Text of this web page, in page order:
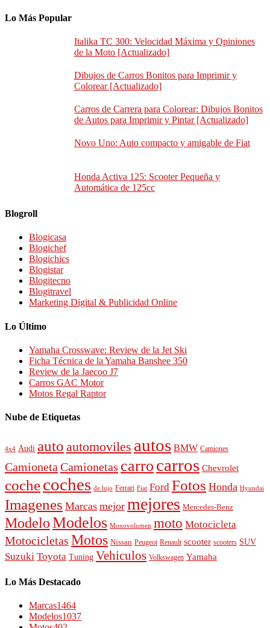
Lo Más Popular
Italika TC 300: Velocidad Máxima y Opiniones
de la Moto [Actualizado]
Dibujos de Carros Bonitos para Imprimir y
Colorear [Actualizado]
Carros de Carrera para Colorear: Dibujos Bonitos
de Autos para Imprimir y Pintar [Actualizado]
Novo Uno: Auto compacto y amigable de Fiat
Honda Activa 125: Scooter Pequeña y
Automática de 125cc
Blogroll
Blogicasa
Blogichef
Blogichics
Blogistar
Blogitecno
Blogitravel
Marketing Digital & Publicidad Online
Lo Último
Yamaha Crosswave: Review de la Jet Ski
Ficha Técnica de la Yamaha Banshee 350
Review de la Jaecoo J7
Carros GAC Motor
Motos Regal Raptor
Nube de Etiquetas
4x4 Audi auto automoviles autos BMW Camiones
CamionetaCamionetas carro carros Chevrolet
cochecoches de lujo Ferrari Fiat Ford Fotos Honda Hyundai
Imagenes Marcas mejor mejores Mercedes-Benz
ModeloModelos Monovolumen moto Motocicleta
Motocicletas Motos Nissan Peugeot Renault scooter scooters SUV
Suzuki Toyota Tuning Vehiculos Volkswagen Yamaha
Lo Más Destacado
Marcas1464
Modelos1037